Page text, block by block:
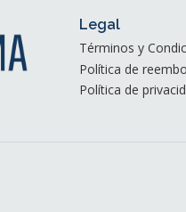
Legal
Términos y
Política de
Política de